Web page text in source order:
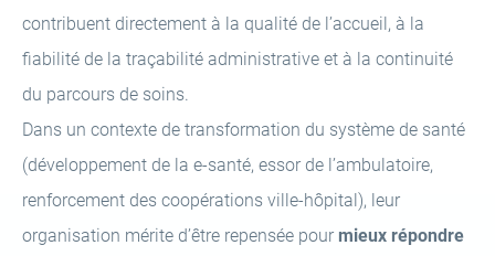
contribuent directement à la qualité de l’accueil, à la
fiabilité de la traçabilité administrative et à la continuité
du parcours de soins.
Dans un contexte de transformation du système de santé
(développement de la e-santé, essor de l’ambulatoire,
renforcement des coopérations ville-hôpital), leur
organisation mérite d’être repensée pour mieux répondre